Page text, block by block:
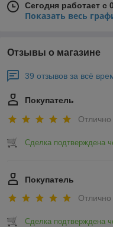
Сегодня работает с
Показать весь
Отзывы о магазине
39 отзывов за всё
Покупатель
Отлично
Сделка подтверждена
Покупатель
Отлично
Сделка подтверждена